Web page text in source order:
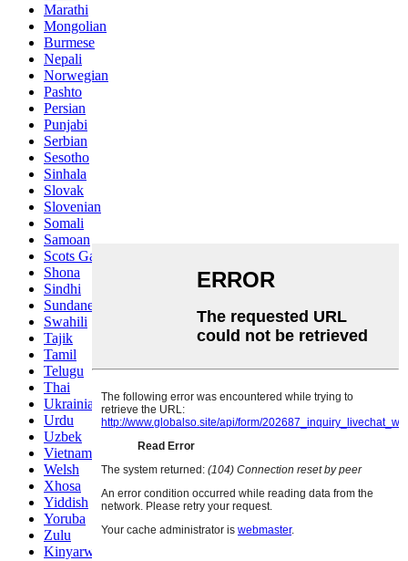
Marathi
Mongolian
Burmese
Nepali
Norwegian
Pashto
Persian
Punjabi
Serbian
Sesotho
Sinhala
Slovak
Slovenian
Somali
Samoan
Scots Gaelic
Shona
Sindhi
Sundanese
Swahili
Tajik
Tamil
Telugu
Thai
Ukrainian
Urdu
Uzbek
Vietnamese
Welsh
Xhosa
Yiddish
Yoruba
Zulu
Kinyarwanda